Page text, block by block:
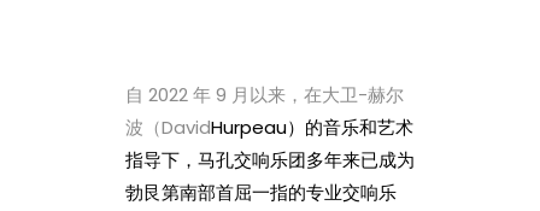
自 2022 年 9 月以来，在大卫-赫尔
波（DavidHurpeau）的音乐和艺术
指导下，马孔交响乐团多年来已成为
勃艮第南部首屈一指的专业交响乐